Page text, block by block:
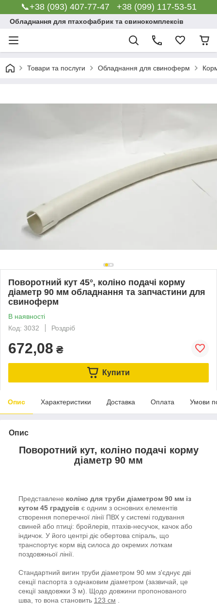
📞+38 (093) 407-77-47 +38 (099) 117-53-51
Обладнання для птахофабрик та свинокомплексів
Товари та послуги Обладнання для свиноферм
Поворотний кут 45°, коліно подачі корму
діаметр 90 мм обладнання та запчастини для
свиноферм
В наявності
Код: 3032
Роздріб
672,08 ₴
Купити
Опис Характеристики Доставка Оплата Умови
Опис
Поворотний кут, коліно подачі корму
діаметр 90 мм
Представлене коліно для труби діаметром 90 мм із
кутом 45 градусів є одним з основних елементів
створення поперечної лінії ПВХ у системі годування
свиней або птиці: бройлерів, птахів-несучок, качок або
індичок. У його центрі діє обертова спіраль, що
транспортує корм від силоса до окремих лоткам
поздовжньої лінії.
Стандартний вигин труби діаметром 90 мм з'єднує дві
секції паспорта з однаковим діаметром (зазвичай, це
секції завдовжки 3 м). Щодо довжини пропонованого
шва, то вона становить 123 см .